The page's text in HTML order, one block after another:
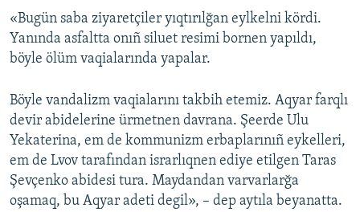
Русский
Українською
QOŞULIÑIZ!
RFE/RS bütün saytları
«Bugün saba ziyaretçiler yıqtırılğan eylkelni kördi.
Yanında asfaltta onıñ siluet resimi bornen yapıldı,
böyle ölüm vaqialarında yapalar.
Böyle vandalizm vaqialarını takbih etemiz. Aqyar farqlı
devir abidelerine ürmetnen davrana. Şeerde Ulu
Yekaterina, em de kommunizm erbaplarınıñ eykelleri,
em de Lvov tarafından israrlıqnen ediye etilgen Taras
Şevçenko abidesi tura. Maydandan varvarlarğa
oşamaq, bu Aqyar adeti degil», – dep aytıla beyanatta.